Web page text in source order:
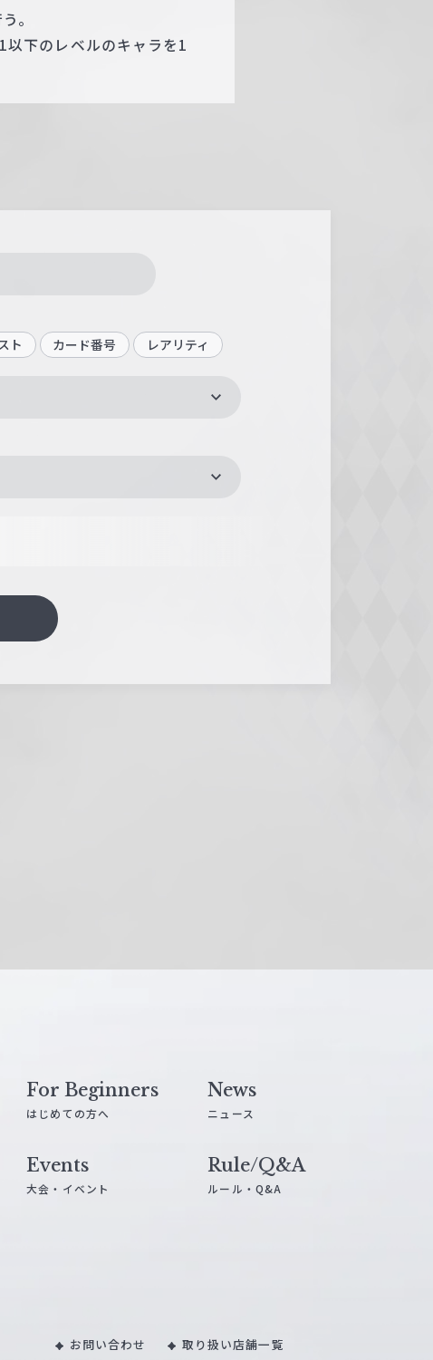
。
以下のレベルのキャラを1
ト カード番号 レアリティ
For Beginners
はじめての方へ
News
ニュース
Events
大会・イベント
Rule/Q&A
ルール・Q&A
お問い合わせ 取り扱い店舗一覧